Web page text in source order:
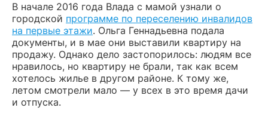
В начале 2016 года Влада с мамой узнали о
городской программе по переселению инвалидов
на первые этажи. Ольга Геннадьевна подала
документы, и в мае они выставили квартиру на
продажу. Однако дело застопорилось: людям все
нравилось, но квартиру не брали, так как всем
хотелось жилье в другом районе. К тому же,
летом смотрели мало — у всех в это время дачи
и отпуска.